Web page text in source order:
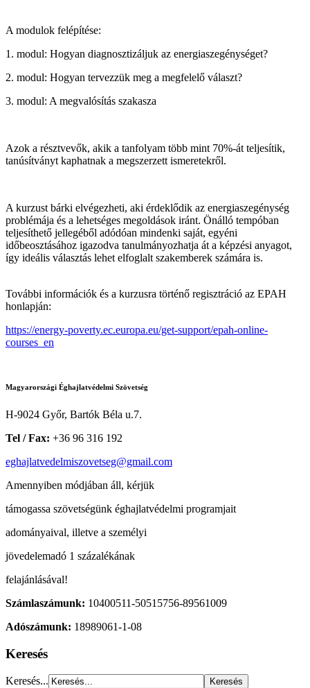
A modulok felépítése:
1. modul: Hogyan diagnosztizáljuk az energiaszegénységet?
2. modul: Hogyan tervezzük meg a megfelelő választ?
3. modul: A megvalósítás szakasza
Azok a résztvevők, akik a tanfolyam több mint 70%-át teljesítik,
tanúsítványt kaphatnak a megszerzett ismeretekről.
A kurzust bárki elvégezheti, aki érdeklődik az energiaszegénység
problémája és a lehetséges megoldások iránt. Önálló tempóban
teljesíthető jellegéből adódóan mindenki saját, egyéni
időbeosztásához igazodva tanulmányozhatja át a képzési anyagot,
így ideális választás lehet elfoglalt szakemberek számára is.
További információk és a kurzusra történő regisztráció az EPAH
honlapján:
https://energy-poverty.ec.europa.eu/get-support/epah-online-
courses_en
Magyarországi Éghajlatvédelmi Szövetség
H-9024 Győr, Bartók Béla u.7.
Tel / Fax: +36 96 316 192
eghajlatvedelmiszovetseg@gmail.com
Amennyiben módjában áll, kérjük
támogassa szövetségünk éghajlatvédelmi programjait
adományaival, illetve a személyi
jövedelemadó 1 százalékának
felajánlásával!
Számlaszámunk: 10400511-50515756-89561009
Adószámunk: 18989061-1-08
Keresés
Keresés...